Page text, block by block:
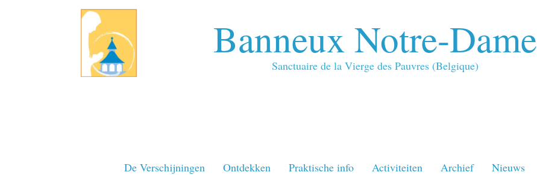
Banneux Notre-Dame
Sanctuaire de la Vierge des Pauvres (Belgique)
De Verschijningen Ontdekken Praktische info Activiteiten Archief Nieuws